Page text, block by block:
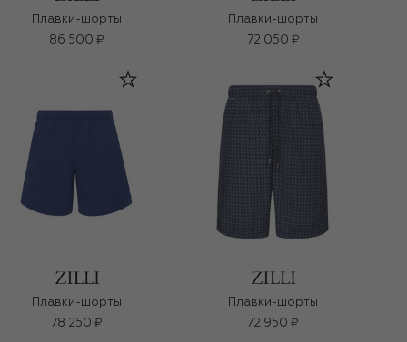
Плавки-шорты
86 500 ₽
Плавки-шорты
72 050 ₽
Плавки-шорты
78 250 ₽
Плавки-шорты
72 950 ₽